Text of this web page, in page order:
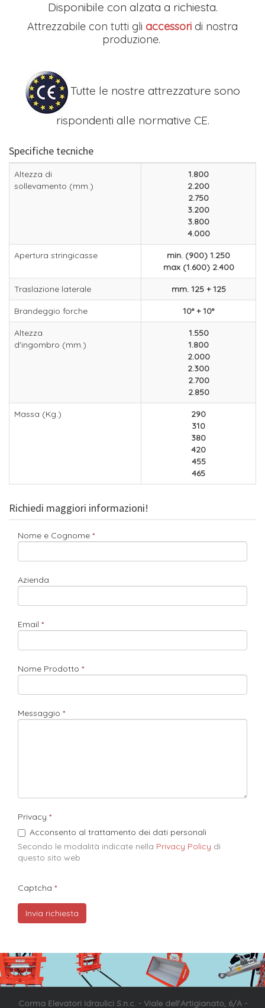
Disponibile con alzata a richiesta.
Attrezzabile con tutti gli accessori di nostra
produzione.
Tutte le nostre attrezzature sono
rispondenti alle normative CE.
Specifiche tecniche
Altezza di
sollevamento (mm.)
1.800
2.200
2.750
3.200
3.800
4.000
Apertura stringicasse
min. (900) 1.250
max (1.600) 2.400
Traslazione laterale mm. 125 + 125
Brandeggio forche 10° + 10°
Altezza
d'ingombro (mm.)
1.550
1.800
2.000
2.300
2.700
2.850
Massa (Kg.)
290
310
380
420
455
465
Richiedi maggiori informazioni!
Nome e Cognome
Azienda
Email
Nome Prodotto
Messaggio
Privacy
Acconsento al trattamento dei dati personali
Secondo le modalità indicate nella Privacy Policy di
questo sito web​
Captcha
Corma Elevatori Idraulici S.n.c. - Viale dell'Artigianato, 6/A -